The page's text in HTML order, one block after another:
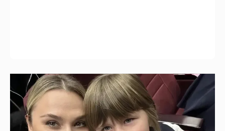
"Не буду её никуда пропихивать". Пелагея
высказалась о будущем дочери, из-за
которой судилась с бывшим мужем
1